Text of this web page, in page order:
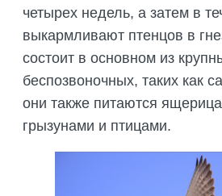
четырех недель, а затем в
выкармливают птенцов в
состоит в основном из
беспозвоночных, таких как
они также питаются
грызунами и птицами.